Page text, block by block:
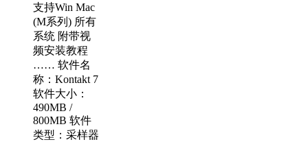
支持Win Mac
(M系列) 所有
系统 附带视
频安装教程
…… 软件名
称：Kontakt 7
软件大小：
490MB /
800MB 软件
类型：采样器